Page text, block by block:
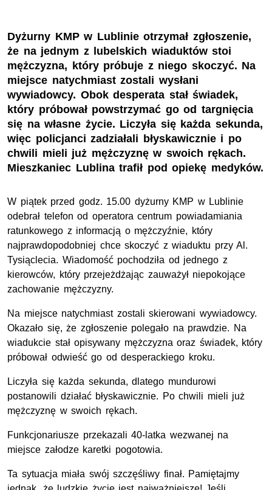
Dyżurny KMP w Lublinie otrzymał zgłoszenie,
że na jednym z lubelskich wiaduktów stoi
mężczyzna, który próbuje z niego skoczyć. Na
miejsce natychmiast zostali wysłani
wywiadowcy. Obok desperata stał świadek,
który próbował powstrzymać go od targnięcia
się na własne życie. Liczyła się każda sekunda,
więc policjanci zadziałali błyskawicznie i po
chwili mieli już mężczyznę w swoich rękach.
Mieszkaniec Lublina trafił pod opiekę medyków.
W piątek przed godz. 15.00 dyżurny KMP w Lublinie
odebrał telefon od operatora centrum powiadamiania
ratunkowego z informacją o mężczyźnie, który
najprawdopodobniej chce skoczyć z wiaduktu przy Al.
Tysiąclecia. Wiadomość pochodziła od jednego z
kierowców, który przejeżdżając zauważył niepokojące
zachowanie mężczyzny.
Na miejsce natychmiast zostali skierowani wywiadowcy.
Okazało się, że zgłoszenie polegało na prawdzie. Na
wiadukcie stał opisywany mężczyzna oraz świadek, który
próbował odwieść go od desperackiego kroku.
Liczyła się każda sekunda, dlatego mundurowi
postanowili działać błyskawicznie. Po chwili mieli już
mężczyznę w swoich rękach.
Funkcjonariusze przekazali 40-latka wezwanej na
miejsce załodze karetki pogotowia.
Ta sytuacja miała swój szczęśliwy finał. Pamiętajmy